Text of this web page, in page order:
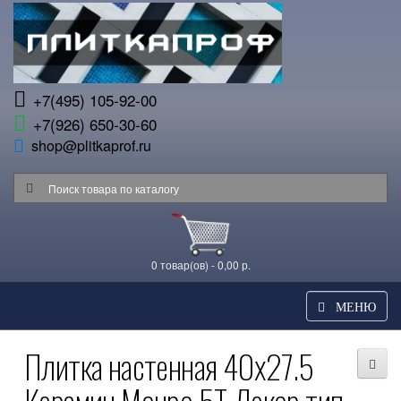
+7(495) 105-92-00
+7(926) 650-30-60
shop@plitkaprof.ru
0 товар(ов) - 0,00 р.
МЕНЮ
Плитка настенная 40x27.5